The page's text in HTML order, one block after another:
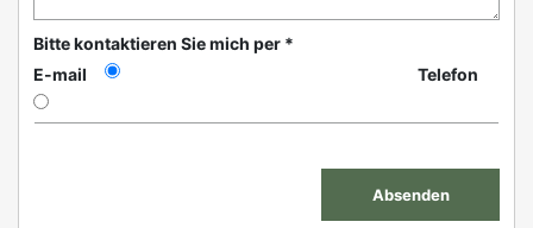
Bitte kontaktieren Sie mich per *
E-mail
Telefon